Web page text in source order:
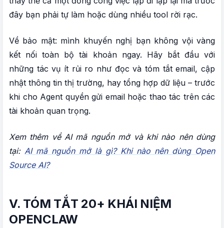
đây bạn phải tự làm hoặc dùng nhiều tool rời rạc.
Về bảo mật: mình khuyến nghị bạn không vội vàng
kết nối toàn bộ tài khoản ngay. Hãy bắt đầu với
những tác vụ ít rủi ro như đọc và tóm tắt email, cập
nhật thông tin thị trường, hay tổng hợp dữ liệu – trước
khi cho Agent quyền gửi email hoặc thao tác trên các
tài khoản quan trọng.
Xem thêm về AI mã nguồn mở và khi nào nên dùng
tại: AI mã nguồn mở là gì? Khi nào nên dùng Open
Source AI?
V. TÓM TẮT 20+ KHÁI NIỆM
OPENCLAW